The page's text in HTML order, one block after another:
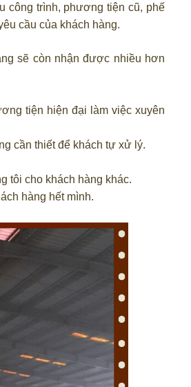
công trình, phương tiện cũ, phế
cầu của khách hàng.
sẽ còn nhận được nhiều hơn
tiện hiện đại làm việc xuyên
cần thiết để khách tự xử lý.
tôi cho khách hàng khác.
hàng hết mình.